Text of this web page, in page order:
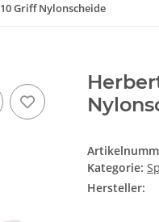
Griff Nylonscheide
Kategorie:
Hersteller: